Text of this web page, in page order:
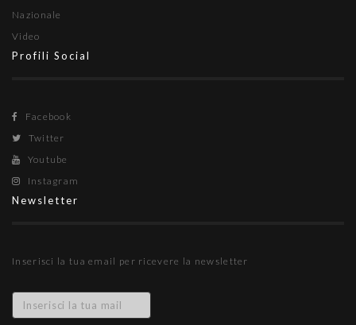
Nazionale
Video
Profili Social
Facebook
Twitter
Youtube
Instagram
Newsletter
Inserisci la tua email per ricevere la newsletter